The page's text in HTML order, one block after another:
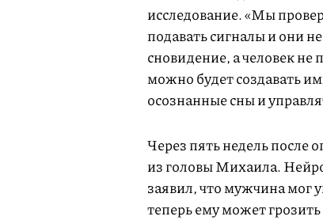
исследование. «Мы
подавать сигналы и они
сновидение, а человек не
можно будет создавать
осознанные сны и
Через пять недель после
из головы Михаила.
заявил, что мужчина мог
теперь ему может